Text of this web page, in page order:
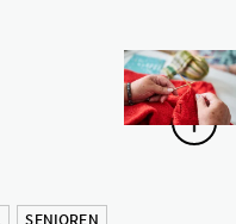
SENIOREN